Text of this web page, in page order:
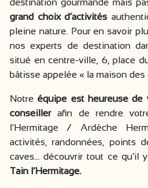
destination gourmande mais
grand choix d’activités
pleine nature. Pour en savoir
nos experts de destination
situé en centre-ville, 6, place
bâtisse appelée « la maison des
Notreéquipe est heureuse de
conseillerafin de rendre
l’Hermitage / Ardèche
activités, randonnées, points
caves… découvrir tout ce qu’il
Tain l’Hermitage.